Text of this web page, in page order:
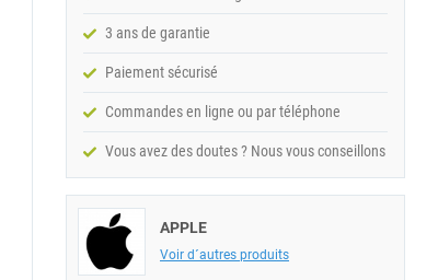
3 ans de garantie
Paiement sécurisé
Commandes en ligne ou par téléphone
Vous avez des doutes ? Nous vous conseillons
APPLE
Voir d´autres produits